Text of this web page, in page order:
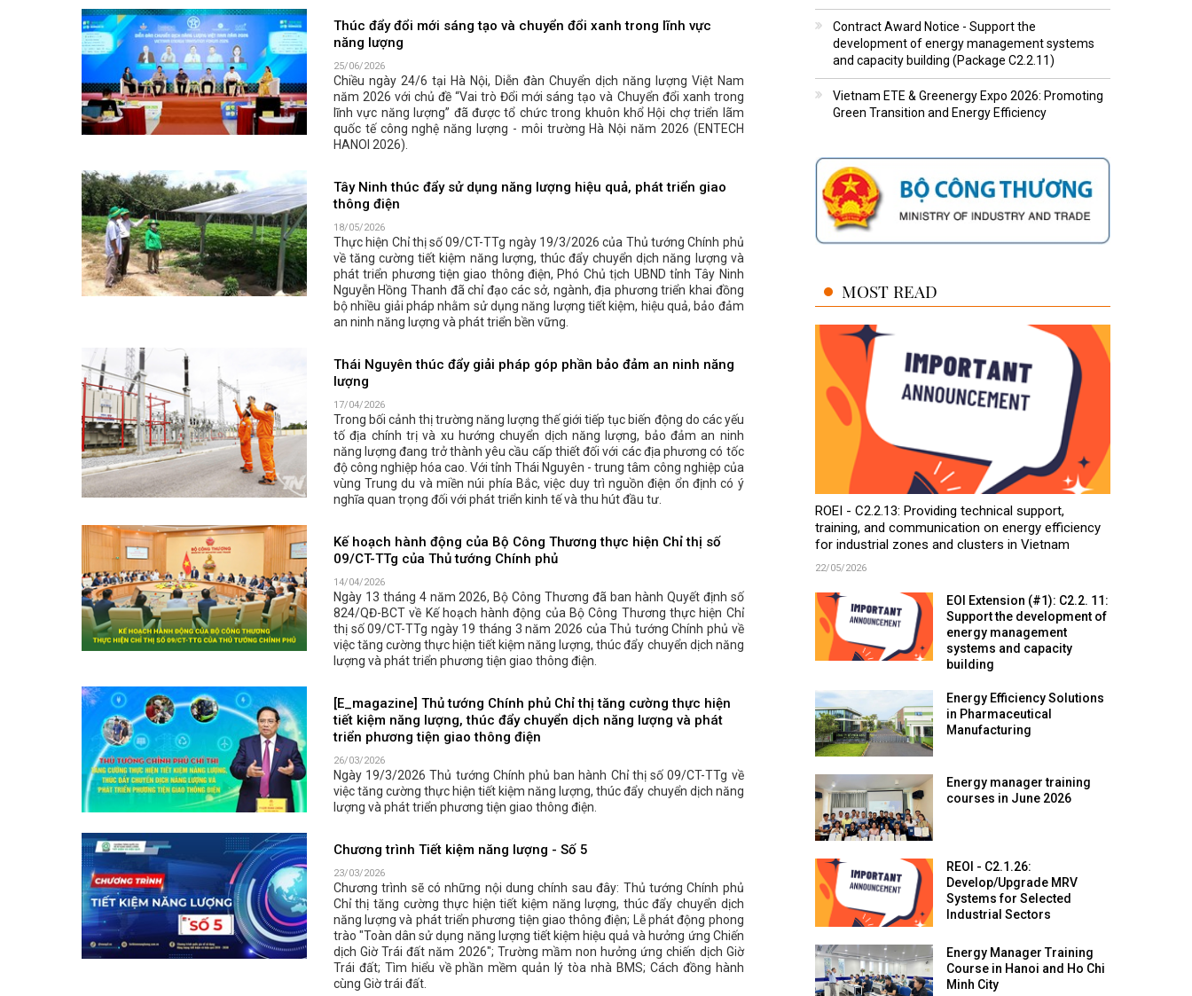
Thúc đẩy đổi mới sáng tạo và chuyển đổi xanh trong lĩnh vực
năng lượng
25/06/2026
Chiều ngày 24/6 tại Hà Nội, Diễn đàn Chuyển dịch năng lượng Việt Nam
năm 2026 với chủ đề “Vai trò Đổi mới sáng tạo và Chuyển đổi xanh trong
lĩnh vực năng lượng” đã được tổ chức trong khuôn khổ Hội chợ triển lãm
quốc tế công nghệ năng lượng - môi trường Hà Nội năm 2026 (ENTECH
HANOI 2026).
Tây Ninh thúc đẩy sử dụng năng lượng hiệu quả, phát triển giao
thông điện
18/05/2026
Thực hiện Chỉ thị số 09/CT-TTg ngày 19/3/2026 của Thủ tướng Chính phủ
về tăng cường tiết kiệm năng lượng, thúc đẩy chuyển dịch năng lượng và
phát triển phương tiện giao thông điện, Phó Chủ tịch UBND tỉnh Tây Ninh
Nguyễn Hồng Thanh đã chỉ đạo các sở, ngành, địa phương triển khai đồng
bộ nhiều giải pháp nhằm sử dụng năng lượng tiết kiệm, hiệu quả, bảo đảm
an ninh năng lượng và phát triển bền vững.
Thái Nguyên thúc đẩy giải pháp góp phần bảo đảm an ninh năng
lượng
17/04/2026
Trong bối cảnh thị trường năng lượng thế giới tiếp tục biến động do các yếu
tố địa chính trị và xu hướng chuyển dịch năng lượng, bảo đảm an ninh
năng lượng đang trở thành yêu cầu cấp thiết đối với các địa phương có tốc
độ công nghiệp hóa cao. Với tỉnh Thái Nguyên - trung tâm công nghiệp của
vùng Trung du và miền núi phía Bắc, việc duy trì nguồn điện ổn định có ý
nghĩa quan trọng đối với phát triển kinh tế và thu hút đầu tư.
Kế hoạch hành động của Bộ Công Thương thực hiện Chỉ thị số
09/CT-TTg của Thủ tướng Chính phủ
14/04/2026
Ngày 13 tháng 4 năm 2026, Bộ Công Thương đã ban hành Quyết định số
824/QĐ-BCT về Kế hoạch hành động của Bộ Công Thương thực hiện Chỉ
thị số 09/CT-TTg ngày 19 tháng 3 năm 2026 của Thủ tướng Chính phủ về
việc tăng cường thực hiện tiết kiệm năng lượng, thúc đẩy chuyển dịch năng
lượng và phát triển phương tiện giao thông điện.
[E_magazine] Thủ tướng Chính phủ Chỉ thị tăng cường thực hiện
tiết kiệm năng lượng, thúc đẩy chuyển dịch năng lượng và phát
triển phương tiện giao thông điện
26/03/2026
Ngày 19/3/2026 Thủ tướng Chính phủ ban hành Chỉ thị số 09/CT-TTg về
việc tăng cường thực hiện tiết kiệm năng lượng, thúc đẩy chuyển dịch năng
lượng và phát triển phương tiện giao thông điện.
Chương trình Tiết kiệm năng lượng - Số 5
23/03/2026
Chương trình sẽ có những nội dung chính sau đây: Thủ tướng Chính phủ
Chỉ thị tăng cường thực hiện tiết kiệm năng lượng, thúc đẩy chuyển dịch
năng lượng và phát triển phương tiện giao thông điện; Lễ phát động phong
trào "Toàn dân sử dụng năng lượng tiết kiệm hiệu quả và hưởng ứng Chiến
dịch Giờ Trái đất năm 2026"; Trường mầm non hưởng ứng chiến dịch Giờ
Trái đất; Tìm hiểu về phần mềm quản lý tòa nhà BMS; Cách đồng hành
cùng Giờ trái đất.
Contract Award Notice - Support the
development of energy management systems
and capacity building (Package C2.2.11)
Vietnam ETE & Greenergy Expo 2026: Promoting
Green Transition and Energy Efficiency
MOST READ
ROEI - C2.2.13: Providing technical support,
training, and communication on energy efficiency
for industrial zones and clusters in Vietnam
22/05/2026
EOI Extension (#1): C2.2. 11:
Support the development of
energy management
systems and capacity
building
Energy Efficiency Solutions
in Pharmaceutical
Manufacturing
Energy manager training
courses in June 2026
REOI - C2.1.26:
Develop/Upgrade MRV
Systems for Selected
Industrial Sectors
Energy Manager Training
Course in Hanoi and Ho Chi
Minh City